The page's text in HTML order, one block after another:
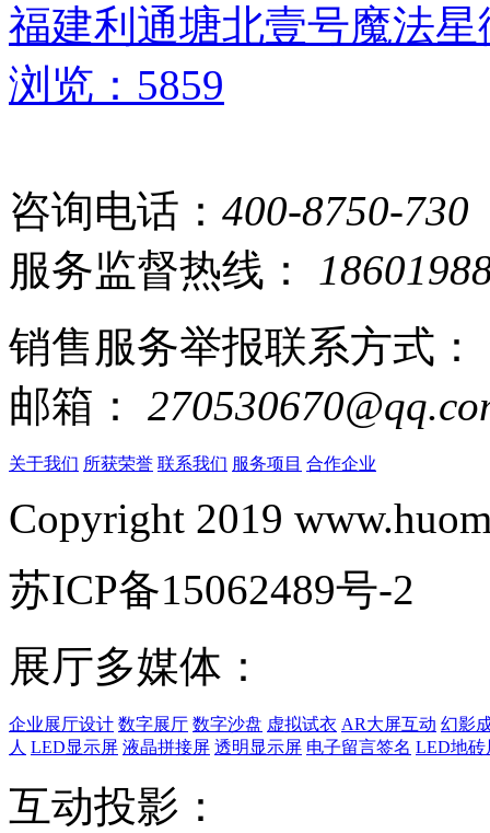
福建利通塘北壹号魔法
浏览：5859
咨询电话： 400-8750-730
服务监督热线：
销售服务举报联系方式：
邮箱：
关于我们 所获荣誉 联系我们 服务项目 合作企业
Copyright 2019
苏ICP备15062489号-2
展厅多媒体：
企业展厅设计 数字展厅 数字沙盘 虚拟试衣 AR大屏互动 幻影
人 LED显示屏 液晶拼接屏 透明显示屏 电子留言签名 LED地砖
互动投影：